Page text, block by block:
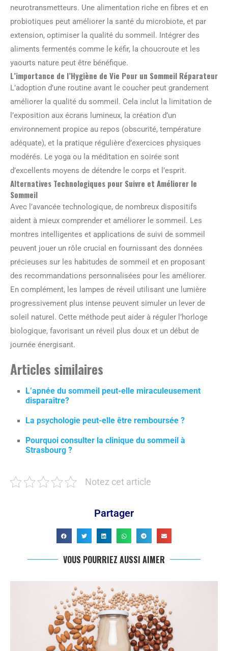
neurotransmetteurs. Une alimentation riche en fibres et en
probiotiques peut améliorer la santé du microbiote, et par
extension, optimiser la qualité du sommeil. Intégrer des
aliments fermentés comme le kéfir, la choucroute et les
yaourts nature peut être bénéfique.
L’importance de l’Hygiène de Vie Pour un Sommeil Réparateur
L’adoption d’une routine avant le coucher peut grandement
améliorer la qualité du sommeil. Cela inclut la limitation de
l’exposition aux écrans lumineux, la création d’un
environnement propice au repos (obscurité, température
adéquate), et la pratique régulière d’exercices physiques
modérés. Le yoga ou la méditation en soirée sont
d’excellents moyens de détendre le corps et l’esprit.
Alternatives Technologiques pour Suivre et Améliorer le
Sommeil
Avec l’avancée technologique, de nombreux dispositifs
aident à mieux comprender et améliorer le sommeil. Les
montres intelligentes et applications de suivi de sommeil
peuvent jouer un rôle crucial en fournissant des données
précieuses sur les habitudes de sommeil et en proposant
des recommandations personnalisées pour les améliorer.
En complément, les lampes de réveil utilisant une lumière
progressivement plus intense peuvent simuler un lever de
soleil naturel. Cette méthode peut aider à réguler l’horloge
biologique, favorisant un réveil plus doux et un début de
journée énergisant.
Articles similaires
L’apnée du sommeil peut-elle miraculeusement
disparaître?
La psychologie peut-elle être remboursée ?
Pourquoi consulter la clinique du sommeil à
Strasbourg ?
Notez cet article
Partager
VOUS POURRIEZ AUSSI AIMER